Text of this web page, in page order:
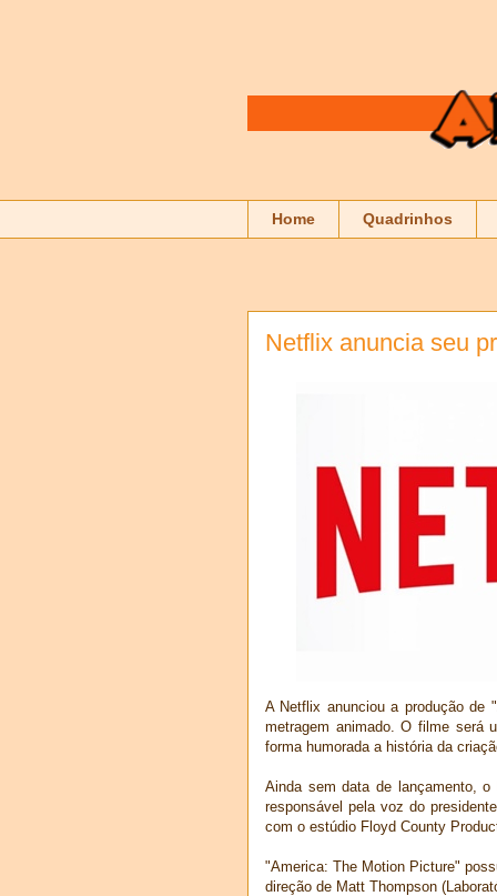
Home Quadrinhos
Netflix anuncia seu
A Netflix anunciou a produção de
metragem animado. O filme será
forma humorada a história da
Ainda sem data de lançamento,
responsável pela voz do
com o estúdio Floyd County
"America: The Motion Picture"
direção de Matt Thompson